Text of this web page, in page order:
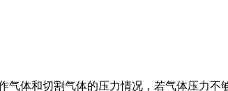
气体和切割气体的压力情况，若气体压力